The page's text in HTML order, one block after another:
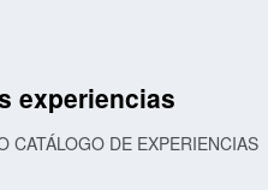
experiencias
CATÁLOGO DE EXPERIENCIAS